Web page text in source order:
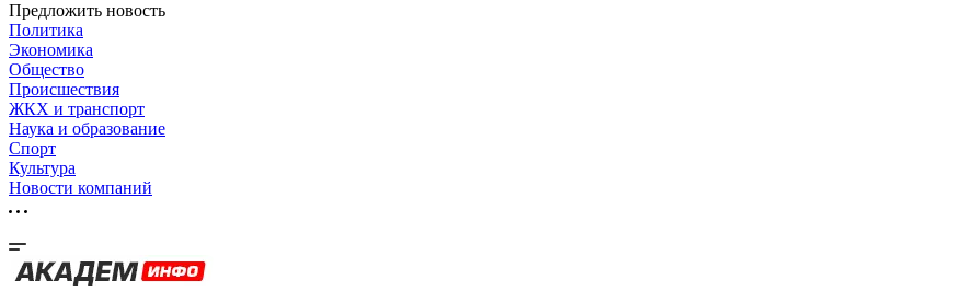
Предложить новость
Политика
Экономика
Общество
Происшествия
ЖКХ и транспорт
Наука и образование
Спорт
Культура
Новости компаний